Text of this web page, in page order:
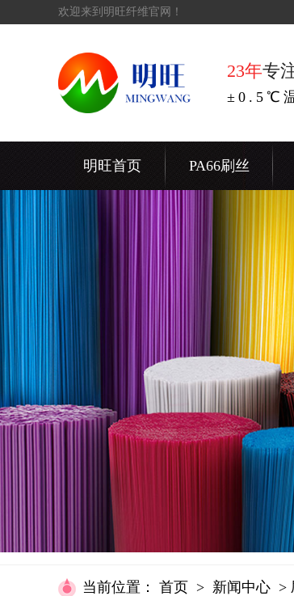
欢迎来到明旺纤维官网！
23年专
±0.5℃
明旺首页 PA66刷丝
当前位置 ： 首页 > 新闻中心 >